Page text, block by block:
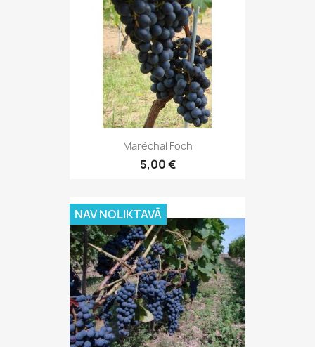
Maréchal Foch
5,00 €
NAV NOLIKTAVĀ